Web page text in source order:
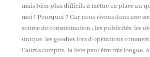
mais bien plus difficile à mettre en place au
moi ! Pourquoi ? Car nous vivons dans une
source de consommation ; les publicités, les
unique, les goodies lors d’opérations
l’auras compris, la liste peut être très longue.⁠